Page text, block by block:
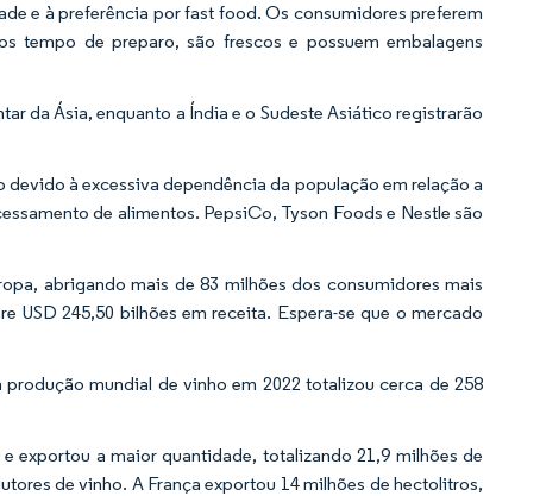
e à preferência por fast food. Os consumidores preferem
tempo de preparo, são frescos e possuem embalagens
da Ásia, enquanto a Índia e o Sudeste Asiático registrarão
à excessiva dependência da população em relação a
de alimentos. PepsiCo, Tyson Foods e Nestle são
abrigando mais de 83 milhões dos consumidores mais
USD 245,50 bilhões em receita. Espera-se que o mercado
mundial de vinho em 2022 totalizou cerca de 258
exportou a maior quantidade, totalizando 21,9 milhões de
de vinho. A França exportou 14 milhões de hectolitros,